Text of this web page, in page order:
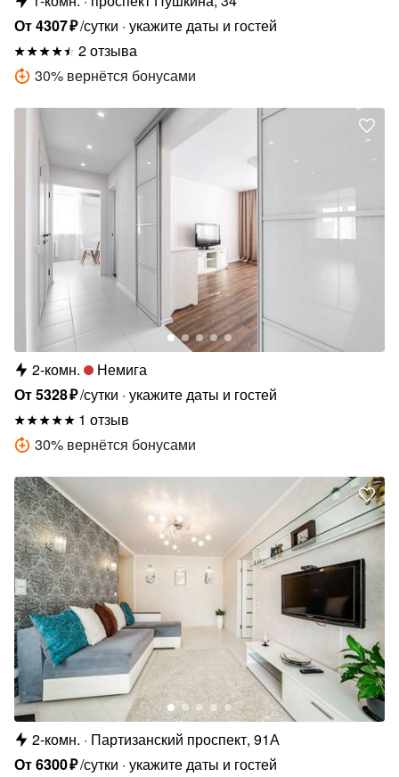
От4307₽/сутки укажите даты и гостей
2 отзыва
30% вернётся бонусами
2-комн.
Немига
От5328₽/сутки укажите даты и гостей
1 отзыв
30% вернётся бонусами
2-комн.
Партизанский проспект, 91А
От6300₽/сутки укажите даты и гостей